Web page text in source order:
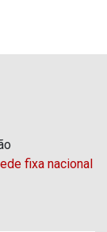
fixa nacional